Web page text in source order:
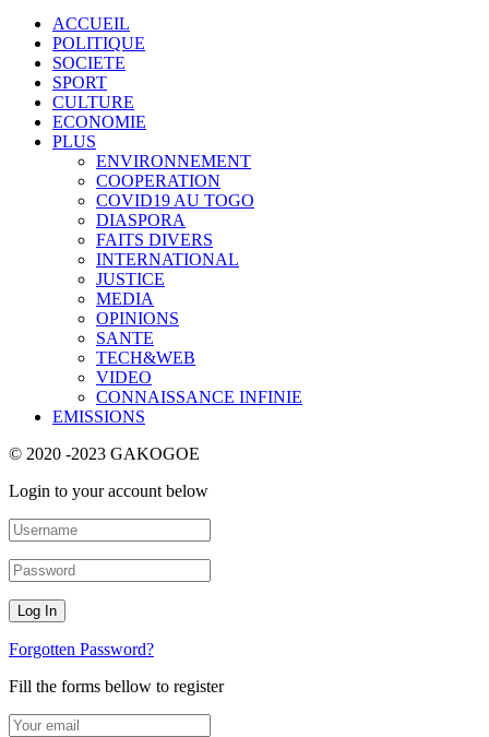
ACCUEIL
POLITIQUE
SOCIETE
SPORT
CULTURE
ECONOMIE
PLUS
ENVIRONNEMENT
COOPERATION
COVID19 AU TOGO
DIASPORA
FAITS DIVERS
INTERNATIONAL
JUSTICE
MEDIA
OPINIONS
SANTE
TECH&WEB
VIDEO
CONNAISSANCE INFINIE
EMISSIONS
© 2020 -2023 GAKOGOE
Login to your account below
Forgotten Password?
Fill the forms bellow to register